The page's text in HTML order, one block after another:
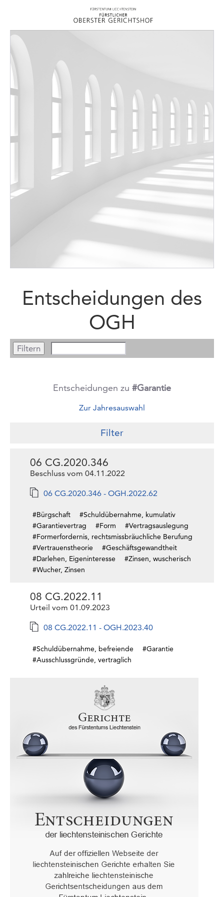
Entscheidungen des
OGH
Entscheidungen zu #Garantie
Zur Jahresauswahl
Filter
06 CG.2020.346
Beschluss vom 04.11.2022
06 CG.2020.346 - OGH.2022.62
#Bürgschaft
#Schuldübernahme, kumulativ
#Garantievertrag
#Form
#Vertragsauslegung
#Formerfordernis, rechtsmissbräuchliche Berufung
#Vertrauenstheorie
#Geschäftsgewandtheit
#Darlehen, Eigeninteresse
#Zinsen, wuscherisch
#Wucher, Zinsen
08 CG.2022.11
Urteil vom 01.09.2023
08 CG.2022.11 - OGH.2023.40
#Schuldübernahme, befreiende
#Garantie
#Ausschlussgründe, vertraglich